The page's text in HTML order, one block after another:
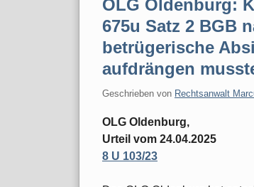
OLG Oldenburg:
675u Satz 2 BGB
betrügerische
aufdrängen
Geschrieben von Rechtsanwalt
OLG Oldenburg,
Urteil vom 24.04.2025
8 U 103/23